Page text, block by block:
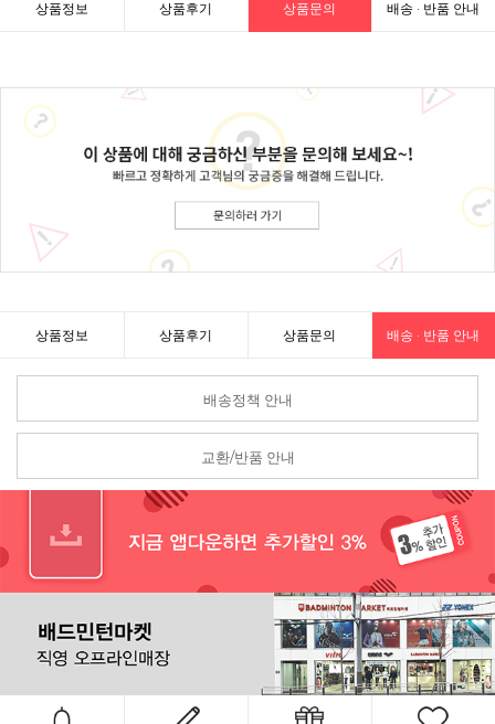
상품정보 상품후기 상품문의 배송 · 반품 안내
상품정보 상품후기 상품문의 배송 · 반품 안내
배송정책 안내
교환/반품 안내